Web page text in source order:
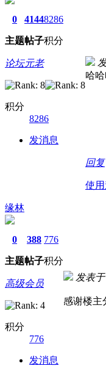
0
主题
4144
帖子
8286
积分
论坛元老
积分
8286
发消息
哈
回复
使
缘林
0
主题
388
帖子
776
积分
高级会员
积分
776
发消息
发表于
感谢楼主